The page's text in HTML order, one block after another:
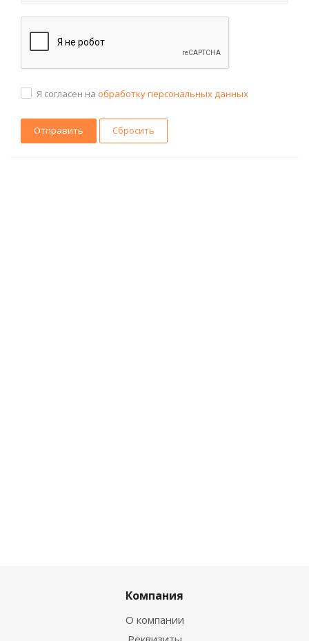
Я согласен на обработку персональных данных
Сбросить
Компания
О компании